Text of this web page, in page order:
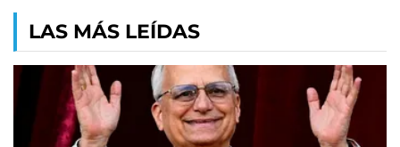
LAS MÁS LEÍDAS